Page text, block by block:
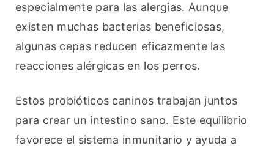
especialmente para las alergias. Aunque
existen muchas bacterias beneficiosas,
algunas cepas reducen eficazmente las
reacciones alérgicas en los perros.
Estos probióticos caninos trabajan juntos
para crear un intestino sano. Este equilibrio
favorece el sistema inmunitario y ayuda a